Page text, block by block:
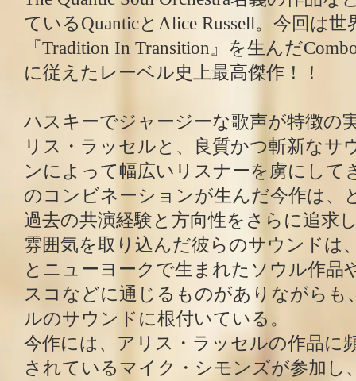
ているQuanticとAlice Russell。今回は
『Tradition In Transition』を生んだ
に従えたレーベル史上最高傑作！！
ハスキーでジャージーな歌声が特徴の
リス・ラッセルと、良質かつ斬新なサ
ンによって幅広いリスナーを虜にして
のコンビネーションが生んだ今作は、
過去の共演経験と方向性をさらに追求
雰囲気を取り込んだ彼らのサウンドは
とニューヨークで生まれたソウル作品
スコなどに通じるものがありながらも
ルのサウンドに根付いている。
今作には、アリス・ラッセルの作品に
されているマイク・シモンズが参加し